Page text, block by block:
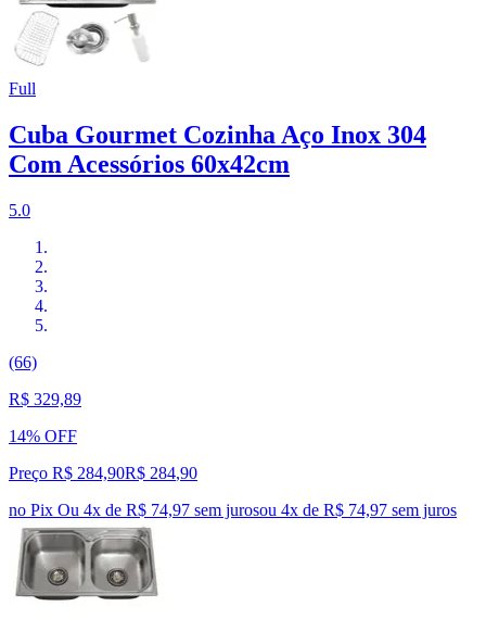
Full
Cuba Gourmet Cozinha Aço Inox 304
Com Acessórios 60x42cm
5.0
(66)
R$ 329,89
14% OFF
Preço R$ 284,90R$ 284,90
no Pix Ou 4x de R$ 74,97 sem jurosou 4x de R$ 74,97 sem juros